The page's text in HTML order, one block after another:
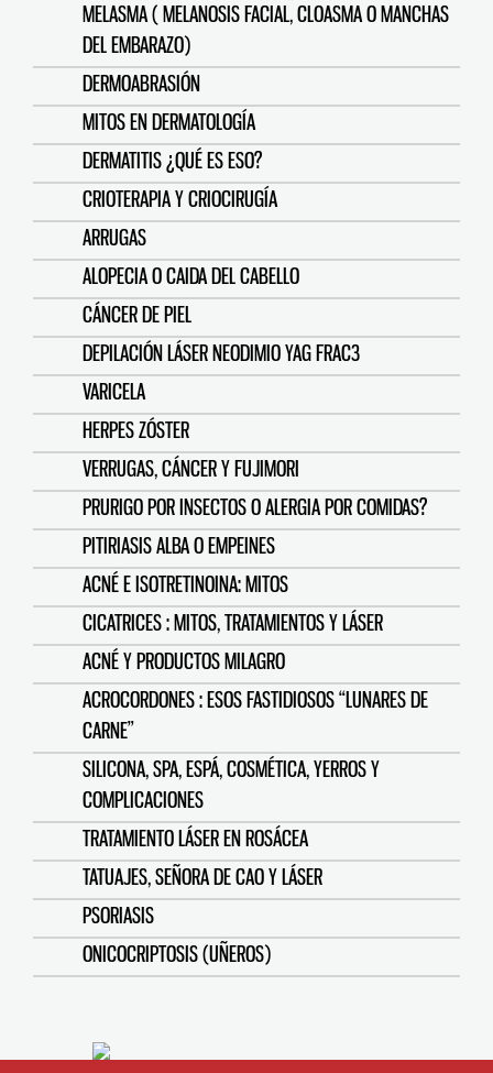
MELASMA ( MELANOSIS FACIAL, CLOASMA O MANCHAS
DEL EMBARAZO)
DERMOABRASIÓN
MITOS EN DERMATOLOGÍA
DERMATITIS ¿QUÉ ES ESO?
CRIOTERAPIA Y CRIOCIRUGÍA
ARRUGAS
ALOPECIA O CAIDA DEL CABELLO
CÁNCER DE PIEL
DEPILACIÓN LÁSER NEODIMIO YAG FRAC3
VARICELA
HERPES ZÓSTER
VERRUGAS, CÁNCER Y FUJIMORI
PRURIGO POR INSECTOS O ALERGIA POR COMIDAS?
PITIRIASIS ALBA O EMPEINES
ACNÉ E ISOTRETINOINA: MITOS
CICATRICES : MITOS, TRATAMIENTOS Y LÁSER
ACNÉ Y PRODUCTOS MILAGRO
ACROCORDONES : ESOS FASTIDIOSOS “LUNARES DE
CARNE”
SILICONA, SPA, ESPÁ, COSMÉTICA, YERROS Y
COMPLICACIONES
TRATAMIENTO LÁSER EN ROSÁCEA
TATUAJES, SEÑORA DE CAO Y LÁSER
PSORIASIS
ONICOCRIPTOSIS (UÑEROS)